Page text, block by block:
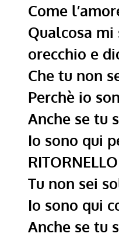
Come
Qualcosa mi
orecchio e
Che tu non
Perchè io
Anche se tu
Io sono qui
Tu non sei
Io sono qui
Anche se tu